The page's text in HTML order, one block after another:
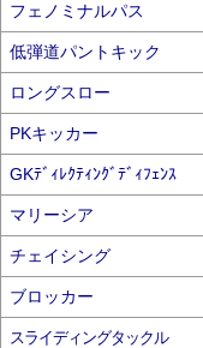
フェノミナルパス
低弾道パントキック
ロングスロー
PKキッカー
GKﾃﾞｨﾚｸﾃｨﾝｸﾞﾃﾞｨﾌｪﾝｽ
マリーシア
チェイシング
ブロッカー
スライディングタックル